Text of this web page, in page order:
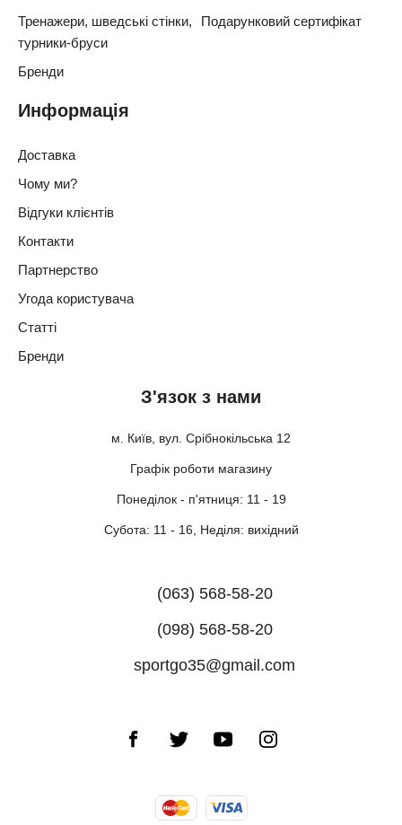
З'язок з нами
м. Київ, вул. Срібнокільська 12
Графік роботи магазину
Понеділок - п'ятниця: 11 - 19
Субота: 11 - 16, Неділя: вихідний
(063) 568-58-20
(098) 568-58-20
sportgo35@gmail.com
Тренажери, шведські стінки,
турники-бруси
Подарунковий сертифікат
Бренди
Информація
Доставка
Чому ми?
Відгуки клієнтів
Контакти
Партнерство
Угода користувача
Статті
Бренди